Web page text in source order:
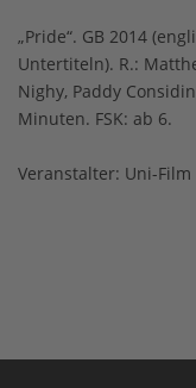
„Pride“. GB 2014
Untertiteln). R.:
Nighy, Paddy
Minuten. FSK: ab 6.
Veranstalter: Uni-Film